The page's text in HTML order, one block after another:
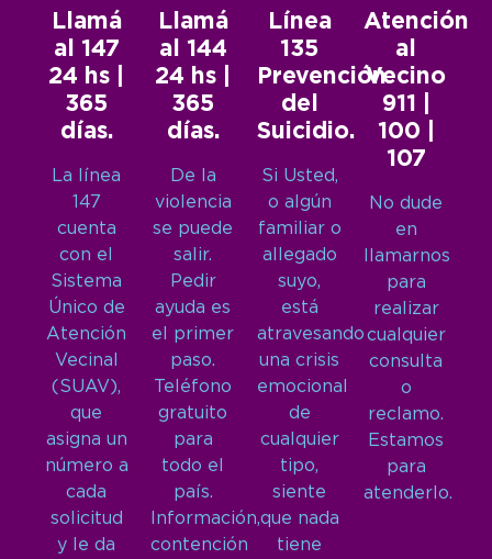
Llamá
al 147
24 hs |
365
días.
La línea
147
cuenta
con el
Sistema
Único de
Atención
Vecinal
(SUAV),
que
asigna un
número a
cada
solicitud
y le da
Llamá
al 144
24 hs |
365
días.
De la
violencia
se puede
salir.
Pedir
ayuda es
el primer
paso.
Teléfono
gratuito
para
todo el
país.
Información,
contención
Línea
135
Prevención
del
Suicidio.
Si Usted,
o algún
familiar o
allegado
suyo,
está
atravesando
una crisis
emocional
de
cualquier
tipo,
siente
que nada
tiene
Atención
al
Vecino
911 |
100 |
107
No dude
en
llamarnos
para
realizar
cualquier
consulta
o
reclamo.
Estamos
para
atenderlo.